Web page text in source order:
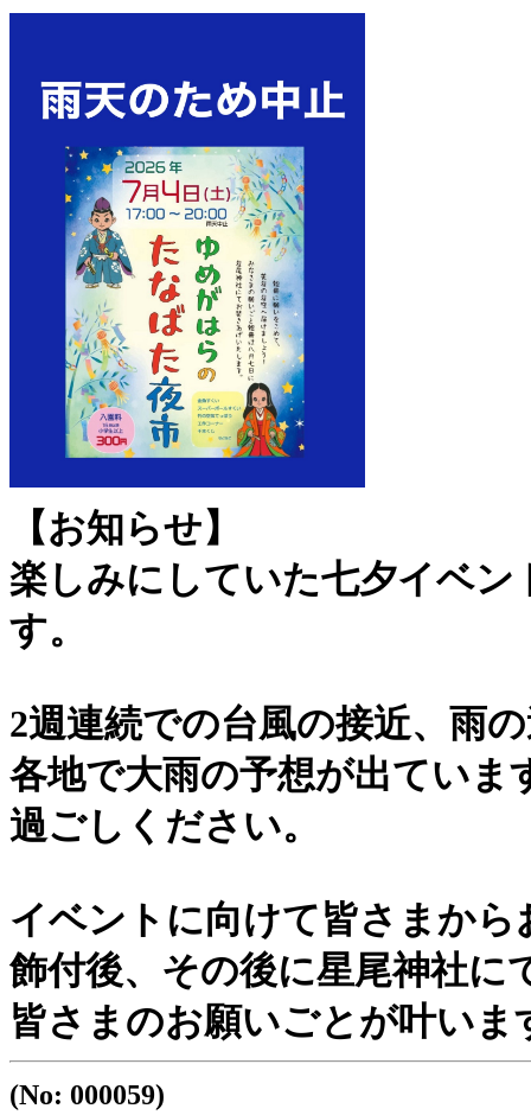
【お知らせ】
楽しみにしていた七夕イベ
す。
2週連続での台風の接近、雨
各地で大雨の予想が出ていま
過ごしください。
イベントに向けて皆さまか
飾付後、その後に星尾神社に
皆さまのお願いごとが叶いま
(No: 000059)